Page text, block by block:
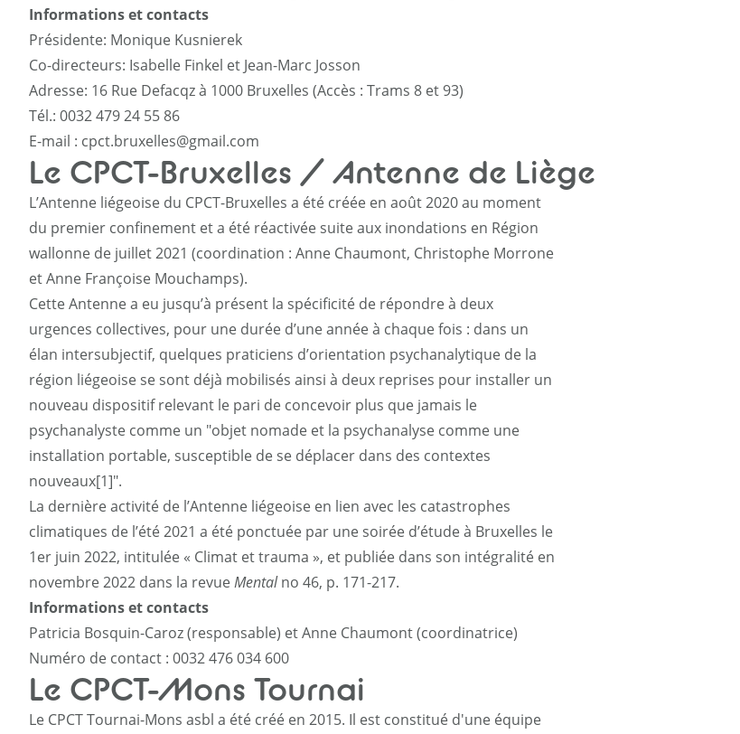
Informations et contacts
Présidente: Monique Kusnierek
Co-directeurs: Isabelle Finkel et Jean-Marc Josson
Adresse: 16 Rue Defacqz à 1000 Bruxelles (Accès : Trams 8 et 93)
Tél.: 0032 479 24 55 86
E-mail : cpct.bruxelles@gmail.com
Le CPCT-Bruxelles / Antenne de Liège
L’Antenne liégeoise du CPCT-Bruxelles a été créée en août 2020 au moment
du premier confinement et a été réactivée suite aux inondations en Région
wallonne de juillet 2021 (coordination : Anne Chaumont, Christophe Morrone
et Anne Françoise Mouchamps).
Cette Antenne a eu jusqu’à présent la spécificité de répondre à deux
urgences collectives, pour une durée d’une année à chaque fois : dans un
élan intersubjectif, quelques praticiens d’orientation psychanalytique de la
région liégeoise se sont déjà mobilisés ainsi à deux reprises pour installer un
nouveau dispositif relevant le pari de concevoir plus que jamais le
psychanalyste comme un "objet nomade et la psychanalyse comme une
installation portable, susceptible de se déplacer dans des contextes
nouveaux[1]".
La dernière activité de l’Antenne liégeoise en lien avec les catastrophes
climatiques de l’été 2021 a été ponctuée par une soirée d’étude à Bruxelles le
1er juin 2022, intitulée « Climat et trauma », et publiée dans son intégralité en
novembre 2022 dans la revue Mentalno 46, p. 171-217.
Informations et contacts
Patricia Bosquin-Caroz (responsable) et Anne Chaumont (coordinatrice)
Numéro de contact : 0032 476 034 600
Le CPCT-Mons Tournai
Le CPCT Tournai-Mons asbl a été créé en 2015. Il est constitué d'une équipe